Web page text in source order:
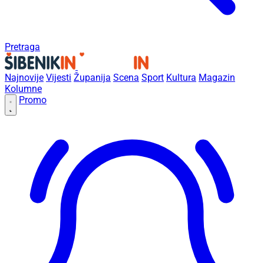
Pretraga
Najnovije Vijesti Županija Scena Sport Kultura Magazin
Kolumne
Promo